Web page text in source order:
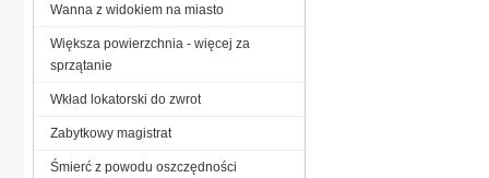
Wanna z widokiem na miasto
Większa powierzchnia - więcej za
sprzątanie
Wkład lokatorski do zwrot
Zabytkowy magistrat
Śmierć z powodu oszczędności